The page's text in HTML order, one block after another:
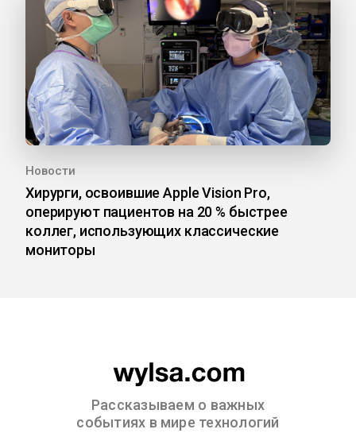
Новости
Хирурги, освоившие Apple Vision Pro,
оперируют пациентов на 20 % быстрее
коллег, использующих классические
мониторы
Рассказываем о важных
событиях в мире технологий